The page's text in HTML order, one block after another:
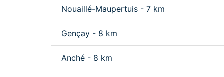
Nouaillé-Maupertuis - 7 km
Gençay - 8 km
Anché - 8 km